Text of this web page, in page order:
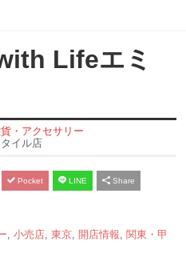
Lifeエミ
・アクセサリー
イル店
Pocket LINE Share
小売店 東京 開店情報 関東・甲